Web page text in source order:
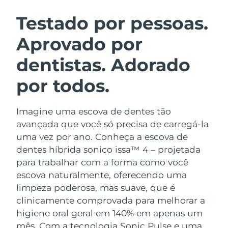
Testado por pessoas.
Aprovado por
dentistas. Adorado
por todos.
Imagine uma escova de dentes tão
avançada que você só precisa de carregá-la
uma vez por ano. Conheça a escova de
dentes híbrida sonico issa™ 4 – projetada
para trabalhar com a forma como você
escova naturalmente, oferecendo uma
limpeza poderosa, mas suave, que é
clinicamente comprovada para melhorar a
higiene oral geral em 140% em apenas um
mês. Com a tecnologia Sonic Pulse e uma
Limpeza facial
LUNA™ 4 kit
Anti-aging massage
LUNA™ 4 Plus
Massage, LED heating
LUNA™ 4 Men
For men, anti-aging massage
Lifting facial
BEAR™ 2 kit
Microcurrent toning
BEAR™ 2 go
Microcurrent toning on-the-go
BEAR™ 2 eyes & lips
Microcurrent line smoothing device
Hidratação
UFO™ 3 kit
Deep facial hydration
UFO™ 3 LED
Near-infrared and red light therapy
device
Cuidado oral
issa™ 4
Hybrid silicone sonic toothbrush
issa™ 4 plus
Smart hybrid silicone sonic toothbrush
TRATAMENTO ANTIENVELHECIMENTO
FAQ™
Antienvelhecimento Tratamentos LED
NEW
Áustria
Barein Entrega prevista
Bélgica Entrega prevista08/08/2026
Bermudas
Bósnia e
Herzegovina
Entrega prevista
Brunei Entrega prevista13/08/2026
Bulgária Entrega prevista
Canadá Entrega prevista
Chile Entrega prevista12/08/2026